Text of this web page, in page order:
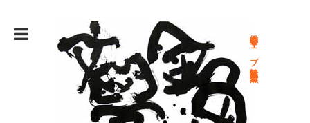
総合文学ウェブ情報誌 文学金魚